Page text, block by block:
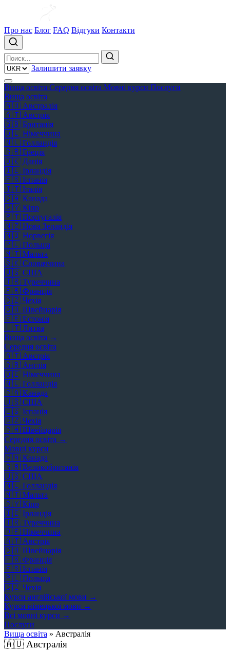
Про нас Блог FAQ Відгуки Контакти
Залишити заявку
Вища освіта Середня освіта Мовні курси Послуги
Вища освіта
🇦🇺 Австралія
🇦🇹 Австрія
🇬🇧 Британія
🇩🇪 Німеччина
🇳🇱 Голландія
🇬🇷 Греція
🇩🇰 Данія
🇮🇪 Ірландія
🇪🇸 Іспанія
🇮🇹 Італія
🇨🇦 Канада
🇨🇾 Кіпр
🇵🇹 Португалія
🇳🇿 Нова Зеландія
🇳🇴 Норвегія
🇵🇱 Польща
🇲🇹 Мальта
🇸🇰 Словаччина
🇺🇸 США
🇹🇷 Туреччина
🇫🇷 Франція
🇨🇿 Чехія
🇨🇭 Швейцарія
🇪🇪 Естонія
🇱🇹 Литва
Вища освіта →
Середня освіта
🇦🇹 Австрія
🇬🇧 Англія
🇩🇪 Німеччина
🇳🇱 Голландія
🇨🇦 Канада
🇺🇸 США
🇪🇸 Іспанія
🇨🇿 Чехія
🇨🇭 Швейцарія
Середня освіта →
Мовні курси
🇨🇦 Канада
🇬🇧 Великобританія
🇺🇸 США
🇳🇱 Голландія
🇲🇹 Мальта
🇨🇾 Кіпр
🇮🇪 Ірландія
🇹🇷 Туреччина
🇩🇪 Німеччина
🇦🇹 Австрія
🇨🇭 Швейцарія
🇫🇷 Франція
🇪🇸 Іспанія
🇵🇱 Польща
🇨🇿 Чехія
Курси англійської мови →
Курси німецької мови →
Всі мовні курси →
Послуги
Вища освіта » Австралія
🇦🇺Австралія